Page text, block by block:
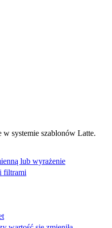
systemie szablonów Latte.
lub wyrażenie
filtrami